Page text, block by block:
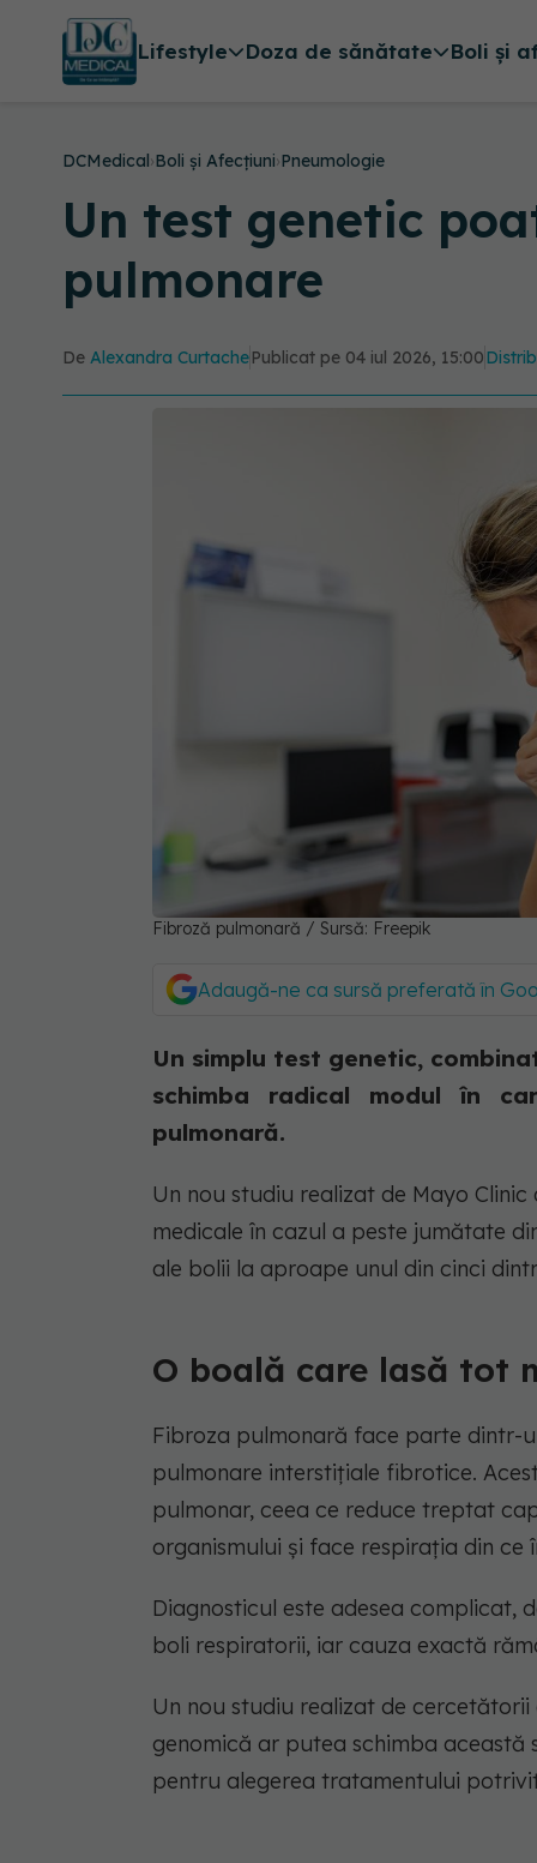
Lifestyle Doza de sănătate Boli și
DCMedical›Boli și Afecțiuni›Pneumologie
Un test genetic
pulmonare
De Alexandra CurtachePublicat pe 04 iul 2026, 15:00
Fibroză pulmonară / Sursă: Freepik
Adaugă-ne ca sursă preferată în
Un simplu test genetic,
schimba radical modul în
pulmonară.
Un nou studiu realizat de Mayo
medicale în cazul a peste jumătate
ale bolii la aproape unul din cinci
O boală care lasă tot
Fibroza pulmonară face parte dintr-
pulmonare interstițiale fibrotice.
pulmonar, ceea ce reduce treptat
organismului și face respirația din ce
Diagnosticul este adesea complicat,
boli respiratorii, iar cauza exactă
Un nou studiu realizat de cercetătorii
genomică ar putea schimba această
pentru alegerea tratamentului